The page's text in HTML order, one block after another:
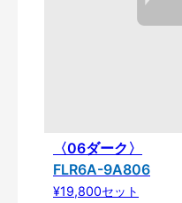
〈06ダーク〉
FLR6A-9A806
¥19,800セット